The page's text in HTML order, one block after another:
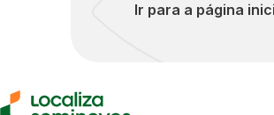
Ir para a página